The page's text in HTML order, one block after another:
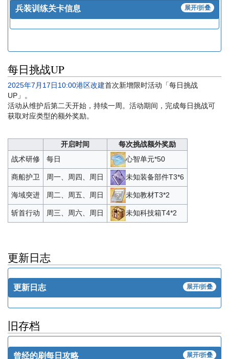
兵装训练关卡信息 展开/折叠
每日挑战UP
2025年7月17日10:00港区改建首次新增限时活动「每日挑战
UP」。
活动从维护后第二天开始，持续一周。活动期间，完成每日挑战可
获取对应类型的额外奖励。
开启时间
每次挑战额外奖励
战术研修
每日 心智单元*50
商船护卫 周一、周四、周日 未知装备部件T3*6
海域突进 周二、周五、周日 未知教材T3*2
斩首行动 周三、周六、周日 未知科技箱T4*2
更新日志
更新日志 展开/折叠
旧存档
曾经的刷每日攻略 展开/折叠